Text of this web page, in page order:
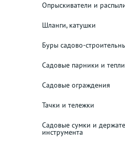
Опрыскиватели и
Шланги, катушки
Буры садово-
Садовые парники и
Садовые ограждения
Тачки и тележки
Садовые сумки и
инструмента